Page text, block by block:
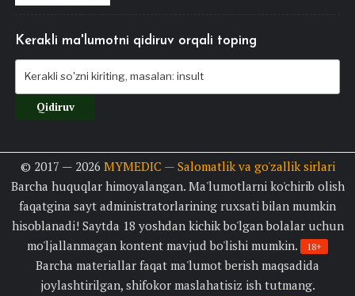
Kerakli ma'lumotni qidiruv orqali toping
© 2017 — 2026 MYMEDIC — Salomatlik va go'zallik sirlari
Barcha huquqlar himoyalangan. Ma'lumotlarni ko'chirib olish
faqatgina sayt administratorlarining ruxsati bilan mumkin
hisoblanadi! Saytda 18 yoshdan kichik bo'lgan bolalar uchun
mo'ljallanmagan kontent mavjud bo'lishi mumkin.
18+
Barcha materiallar faqat ma'lumot berish maqsadida
joylashtirilgan, shifokor maslahatisiz ish tutmang.